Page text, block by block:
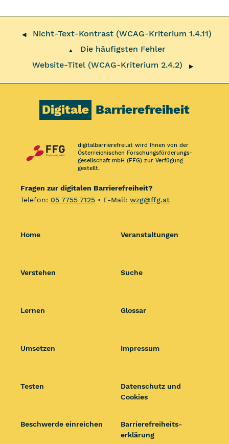
◀ Nicht-Text-Kontrast (WCAG-Kriterium 1.4.11)
▲
Die häufigsten Fehler
Website-Titel (WCAG-Kriterium 2.4.2)
▶
Digitale Barrierefreiheit
digitalbarrierefrei.at wird Ihnen von der
Österreichischen Forschungs­förderungs­
gesellschaft mbH (FFG) zur Verfügung
gestellt.
Fragen zur digitalen Barrierefreiheit?
Telefon: 05 7755 7125 • E-Mail: wzg@ffg.at
Home
Verstehen
Lernen
Umsetzen
Testen
Beschwerde einreichen
Veranstaltungen
Suche
Glossar
Impressum
Datenschutz und
Cookies
Barrierefrei­heits­
erklärung